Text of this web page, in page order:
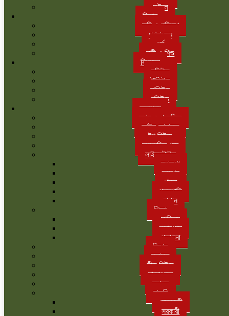
ফুটবল
ফিচার
কৃষি ও পরিবেশ
গণমাধ্যম
ধর্ম
নারী ও শিশু
বিনোদন
হলিউড
টালিউড
ঢালিউড
বলিউড
অন্যান্য
তথ্য ও প্রযুক্তি
আইন-আদালত
টপ নিউজ
আলোচিত খবর
লাইফস্টাইল
রূপকথা
ফ্যাশন
খাবার
গৃহস্থালি
বাগান
শিক্ষা
সাহিত্য
ক্যাম্পাস
পড়াশুনা
বিশেষ
মতামত
লীড নিউজ
সাক্ষাৎকার
স্বাস্থ্য
চাকরি
বেসরকারী
সরকারী